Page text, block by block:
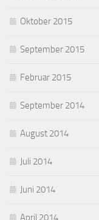
Oktober 2015
September 2015
Februar 2015
September 2014
August 2014
Juli 2014
Juni 2014
April 2014